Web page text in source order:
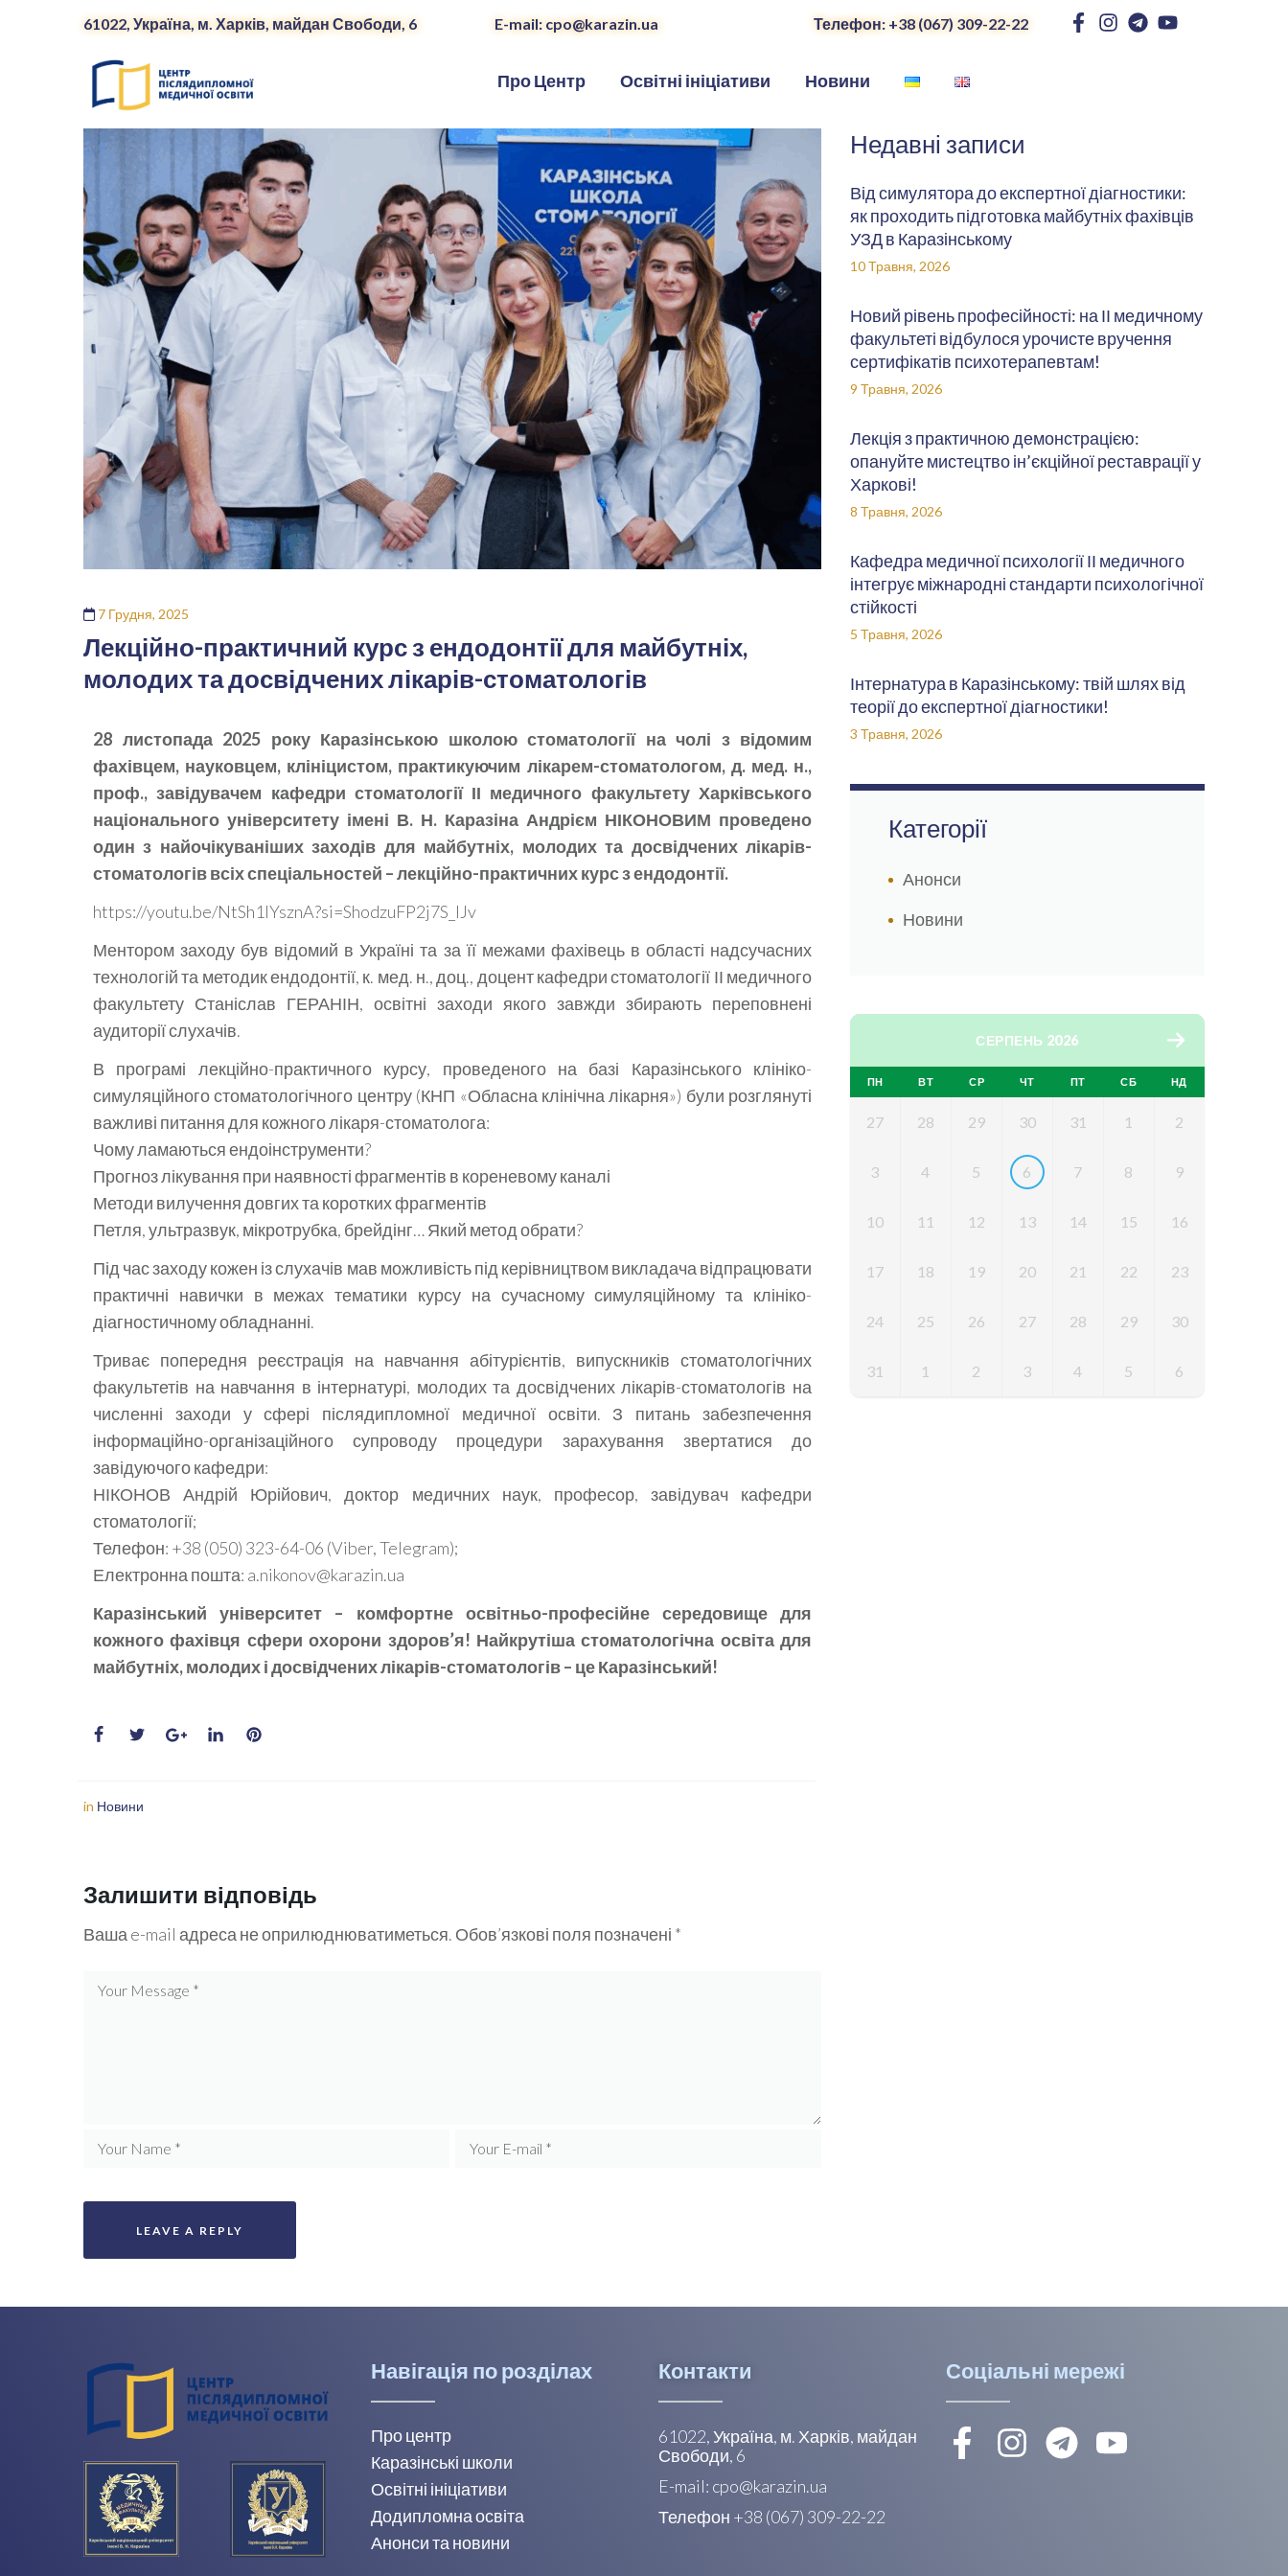
61022, Україна, м. Харків, майдан Свободи, 6 E-mail: cpo@karazin.ua Телефон: +38 (067) 309-22-22
Про Центр Освітні ініціативи Новини
7 Грудня, 2025
Лекційно-практичний курс з ендодонтії для майбутніх,
молодих та досвідчених лікарів-стоматологів
28 листопада 2025 року Каразінською школою стоматології на чолі з відомим
фахівцем, науковцем, клініцистом, практикуючим лікарем-стоматологом, д. мед. н.,
проф., завідувачем кафедри стоматології ІІ медичного факультету Харківського
національного університету імені В. Н. Каразіна Андрієм НІКОНОВИМ проведено
один з найочікуваніших заходів для майбутніх, молодих та досвідчених лікарів-
стоматологів всіх спеціальностей – лекційно-практичних курс з ендодонтії.
https://youtu.be/NtSh1IYsznA?si=ShodzuFP2j7S_lJv
Ментором заходу був відомий в Україні та за її межами фахівець в області надсучасних
технологій та методик ендодонтії, к. мед. н., доц., доцент кафедри стоматології ІІ медичного
факультету Станіслав ГЕРАНІН, освітні заходи якого завжди збирають переповнені
аудиторії слухачів.
В програмі лекційно-практичного курсу, проведеного на базі Каразінського клініко-
симуляційного стоматологічного центру (КНП «Обласна клінічна лікарня») були розглянуті
важливі питання для кожного лікаря-стоматолога:
Чому ламаються ендоінструменти?
Прогноз лікування при наявності фрагментів в кореневому каналі
Методи вилучення довгих та коротких фрагментів
Петля, ультразвук, мікротрубка, брейдінг… Який метод обрати?
Під час заходу кожен із слухачів мав можливість під керівництвом викладача відпрацювати
практичні навички в межах тематики курсу на сучасному симуляційному та клініко-
діагностичному обладнанні.
Триває попередня реєстрація на навчання абітурієнтів, випускників стоматологічних
факультетів на навчання в інтернатурі, молодих та досвідчених лікарів-стоматологів на
численні заходи у сфері післядипломної медичної освіти. З питань забезпечення
інформаційно-організаційного супроводу процедури зарахування звертатися до
завідуючого кафедри:
НІКОНОВ Андрій Юрійович, доктор медичних наук, професор, завідувач кафедри
стоматології;
Телефон: +38 (050) 323-64-06 (Viber, Telegram);
Електронна пошта: a.nikonov@karazin.ua
Каразінський університет – комфортне освітньо-професійне середовище для
кожного фахівця сфери охорони здоров’я! Найкрутіша стоматологічна освіта для
майбутніх, молодих і досвідчених лікарів-стоматологів – це Каразінський!
in Новини
Залишити відповідь
Ваша e-mail адреса не оприлюднюватиметься. Обов’язкові поля позначені *
Недавні записи
Від симулятора до експертної діагностики:
як проходить підготовка майбутніх фахівців
УЗД в Каразінському
10 Травня, 2026
Новий рівень професійності: на ІІ медичному
факультеті відбулося урочисте вручення
сертифікатів психотерапевтам!
9 Травня, 2026
Лекція з практичною демонстрацією:
опануйте мистецтво ін’єкційної реставрації у
Харкові!
8 Травня, 2026
Кафедра медичної психології ІІ медичного
інтегрує міжнародні стандарти психологічної
стійкості
5 Травня, 2026
Інтернатура в Каразінському: твій шлях від
теорії до експертної діагностики!
3 Травня, 2026
Категорії
Анонси
Новини
СЕРПЕНЬ 2026
ПН ВТ СР ЧТ ПТ СБ НД
27 28 29 30 31 1 2
3 4 5 6 7 8 9
10 11 12 13 14 15 16
17 18 19 20 21 22 23
24 25 26 27 28 29 30
31 1 2 3 4 5 6
Навігація по розділах
Про центр
Каразінські школи
Освітні ініціативи
Додипломна освіта
Анонси та новини
Контакти
61022, Україна, м. Харків, майдан
Свободи, 6
E-mail: cpo@karazin.ua
Телефон +38 (067) 309-22-22
Соціальні мережі